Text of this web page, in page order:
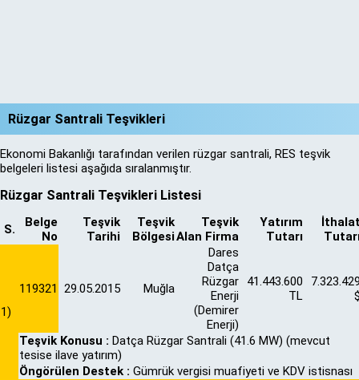
Rüzgar Santrali Teşvikleri
Ekonomi Bakanlığı tarafından verilen rüzgar santrali, RES teşvik
belgeleri listesi aşağıda sıralanmıştır.
Rüzgar Santrali Teşvikleri Listesi
S.
Belge
No
Teşvik
Tarihi
Teşvik
Bölgesi
Teşvik
Alan Firma
Yatırım
Tutarı
1)
119321 29.05.2015 Muğla
Dares
Datça
Rüzgar
Enerji
(Demirer
Enerji)
41.443.600
TL
Teşvik Konusu : Datça Rüzgar Santrali (41.6 MW) (mevcut
tesise ilave yatırım)
Öngörülen Destek : Gümrük vergisi muafiyeti ve KDV istisnası